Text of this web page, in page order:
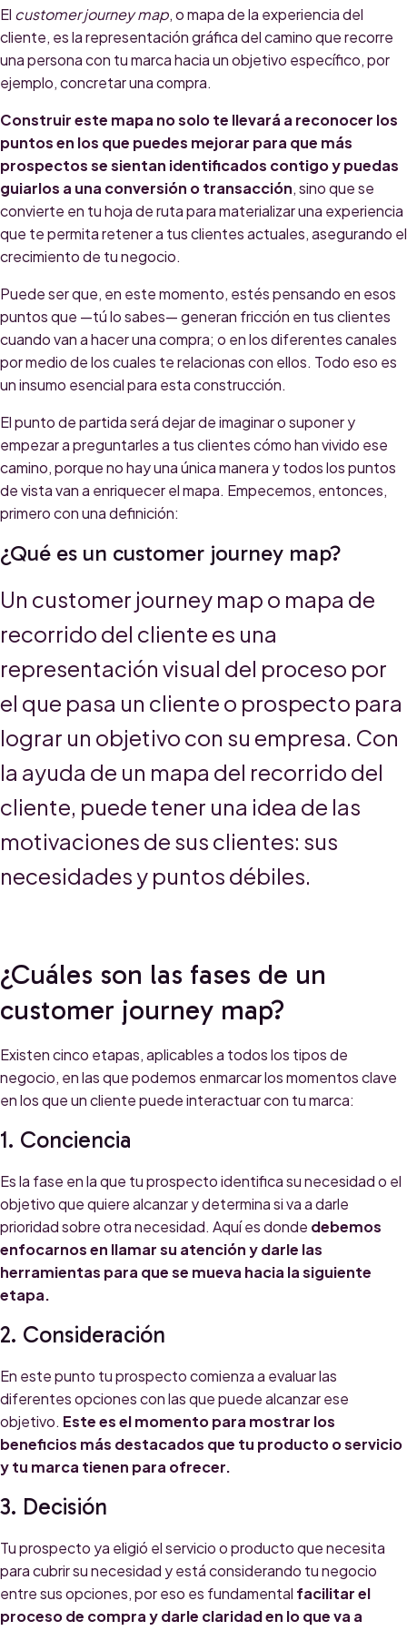
El customer journey map, o mapa de la experiencia del
cliente, es la representación gráfica del camino que recorre
una persona con tu marca hacia un objetivo específico, por
ejemplo, concretar una compra.
Construir este mapa no solo te llevará a reconocer los
puntos en los que puedes mejorar para que más
prospectos se sientan identificados contigo y puedas
guiarlos a una conversión o transacción, sino que se
convierte en tu hoja de ruta para materializar una experiencia
que te permita retener a tus clientes actuales, asegurando el
crecimiento de tu negocio.
Puede ser que, en este momento, estés pensando en esos
puntos que —tú lo sabes— generan fricción en tus clientes
cuando van a hacer una compra; o en los diferentes canales
por medio de los cuales te relacionas con ellos. Todo eso es
un insumo esencial para esta construcción.
El punto de partida será dejar de imaginar o suponer y
empezar a preguntarles a tus clientes cómo han vivido ese
camino, porque no hay una única manera y todos los puntos
de vista van a enriquecer el mapa. Empecemos, entonces,
primero con una definición:
¿Qué es un customer journey map?
Un customer journey map o mapa de
recorrido del cliente es una
representación visual del proceso por
el que pasa un cliente o prospecto para
lograr un objetivo con su empresa. Con
la ayuda de un mapa del recorrido del
cliente, puede tener una idea de las
motivaciones de sus clientes: sus
necesidades y puntos débiles.
¿Cuáles son las fases de un
customer journey map?
Existen cinco etapas, aplicables a todos los tipos de
negocio, en las que podemos enmarcar los momentos clave
en los que un cliente puede interactuar con tu marca:
1. Conciencia
Es la fase en la que tu prospecto identifica su necesidad o el
objetivo que quiere alcanzar y determina si va a darle
prioridad sobre otra necesidad. Aquí es donde debemos
enfocarnos en llamar su atención y darle las
herramientas para que se mueva hacia la siguiente
etapa.
2. Consideración
En este punto tu prospecto comienza a evaluar las
diferentes opciones con las que puede alcanzar ese
objetivo. Este es el momento para mostrar los
beneficios más destacados que tu producto o servicio
y tu marca tienen para ofrecer.
3. Decisión
Tu prospecto ya eligió el servicio o producto que necesita
para cubrir su necesidad y está considerando tu negocio
entre sus opciones, por eso es fundamental facilitar el
proceso de compra y darle claridad en lo que va a